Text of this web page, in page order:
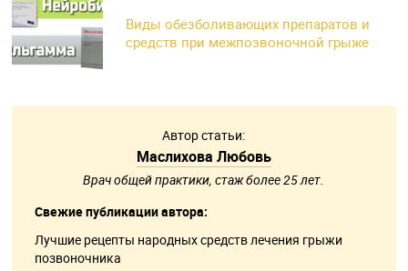
Виды обезболивающих препаратов и
средств при межпозвоночной грыже
Автор статьи:
Маслихова Любовь
Врач общей практики, стаж более 25 лет.
Свежие публикации автора:
Лучшие рецепты народных средств лечения грыжи
позвоночника